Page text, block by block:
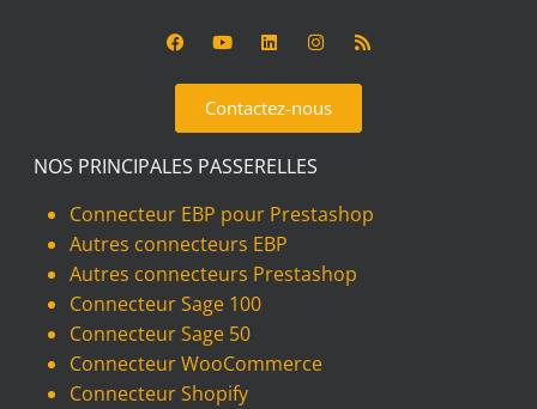
Contactez-nous
NOS PRINCIPALES PASSERELLES
Connecteur EBP pour Prestashop
Autres connecteurs EBP
Autres connecteurs Prestashop
Connecteur Sage 100
Connecteur Sage 50
Connecteur WooCommerce
Connecteur Shopify